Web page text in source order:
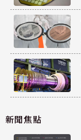
新聞焦點